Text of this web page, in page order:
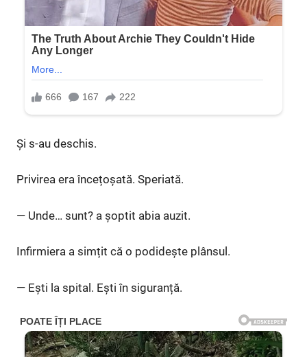
Și s-au deschis.
Privirea era încețoșată. Speriată.
— Unde… sunt? a șoptit abia auzit.
Infirmiera a simțit că o podidește plânsul.
— Ești la spital. Ești în siguranță.